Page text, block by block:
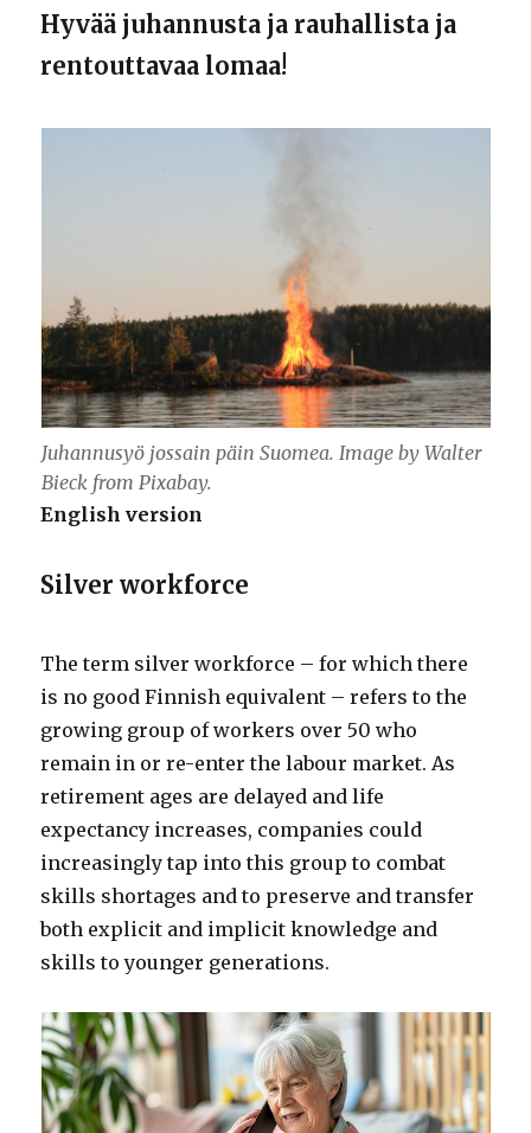
Hyvää juhannusta ja rauhallista ja
rentouttavaa lomaa!
Juhannusyö jossain päin Suomea. Image by Walter
Bieck from Pixabay.
English version
Silver workforce
The term silver workforce – for which there
is no good Finnish equivalent – refers to the
growing group of workers over 50 who
remain in or re-enter the labour market. As
retirement ages are delayed and life
expectancy increases, companies could
increasingly tap into this group to combat
skills shortages and to preserve and transfer
both explicit and implicit knowledge and
skills to younger generations.